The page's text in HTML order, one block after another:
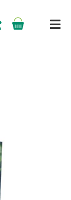
Panier
0,00